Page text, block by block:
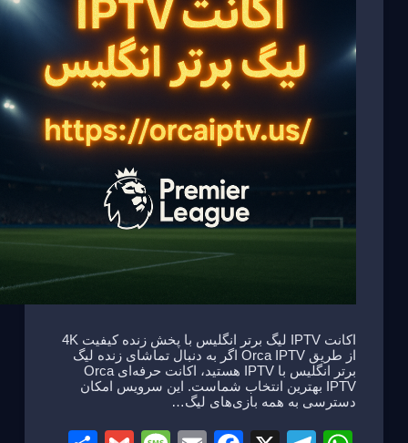
اکانت IPTV لیگ برتر انگلیس با پخش زنده کیفیت 4K
از طریق Orca IPTV اگر به دنبال تماشای زنده لیگ
برتر انگلیس با IPTV هستید، اکانت حرفه‌ای Orca
IPTV بهترین انتخاب شماست. این سرویس امکان
دسترسی به همه بازی‌های لیگ…